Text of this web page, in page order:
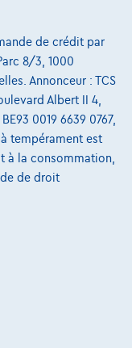
de crédit par
8/3, 1000
Annonceur : TCS
Albert II 4,
0019 6639 0767,
tempérament est
à la consommation,
de droit